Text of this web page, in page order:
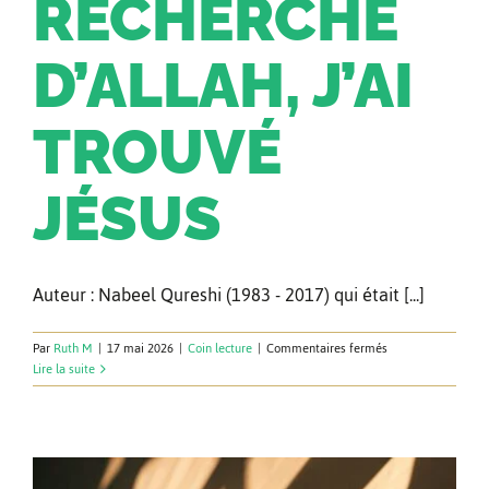
Facebook
Instagram
RECHERCHE
D’ALLAH, J’AI
TROUVÉ
JÉSUS
Auteur : Nabeel Qureshi (1983 - 2017) qui était [...]
ParRuth M | 17 mai 2026 | Coin lecture | Commentaires ferméssur
la
trouvé
Lire la suite